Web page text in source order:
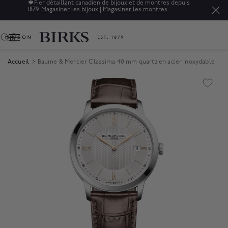
🍁 Fier détaillant canadien de bijoux et de montres depuis
1879. Magasiner les bijoux Magasiner les montres
0
Accueil Baume & Mercier Classima 40 mm quartz en acier inoxydable
Product Images